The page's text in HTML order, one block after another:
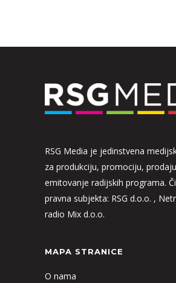
RSG Media je jedinstvena
za produkciju, promociju,
emitovanje radijskih programa.
pravna subjekta: RSG d.o.o. ,
radio Mix d.o.o.
MAPA STRANICE
O nama